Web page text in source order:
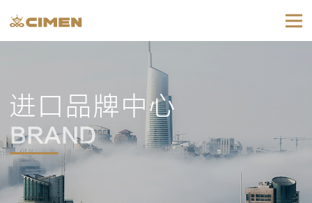
进口品牌中心
BRAND